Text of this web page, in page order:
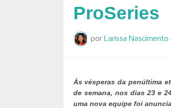
ProSeries
por Larissa Nascimento
Às vésperas da penúltima
de semana, nos dias 23 e
uma nova equipe foi